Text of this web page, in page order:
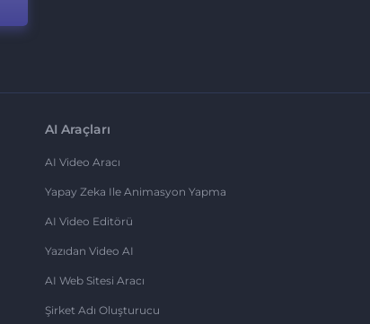
AI Araçları
AI Video Aracı
Yapay Zeka Ile Animasyon Yapma
AI Video Editörü
Yazıdan Video AI
AI Web Sitesi Aracı
Şirket Adı Oluşturucu